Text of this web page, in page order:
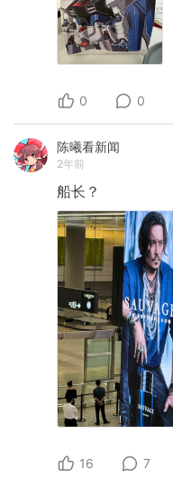
0 0
陈曦看新闻
2年前
船长？
16 7